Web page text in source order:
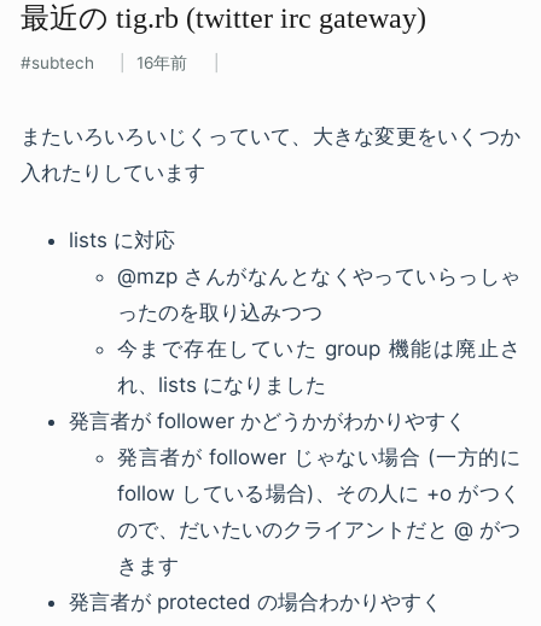
最近の​ tig.rb (twitter irc gateway)
subtech 16年前
またいろいろいじくっていて、大きな変更をいくつか
入れたりしています
lists に対応
@mzp さんがなんとなくやっていらっしゃ
ったのを取り込みつつ
今まで存在していた group 機能は廃止さ
れ、lists になりました
発言者が follower かどうかがわかりやすく
発言者が follower じゃない場合 (一方的に
follow している場合)、その人に +o がつく
ので、だいたいのクライアントだと @ がつ
きます
発言者が protected の場合わかりやすく